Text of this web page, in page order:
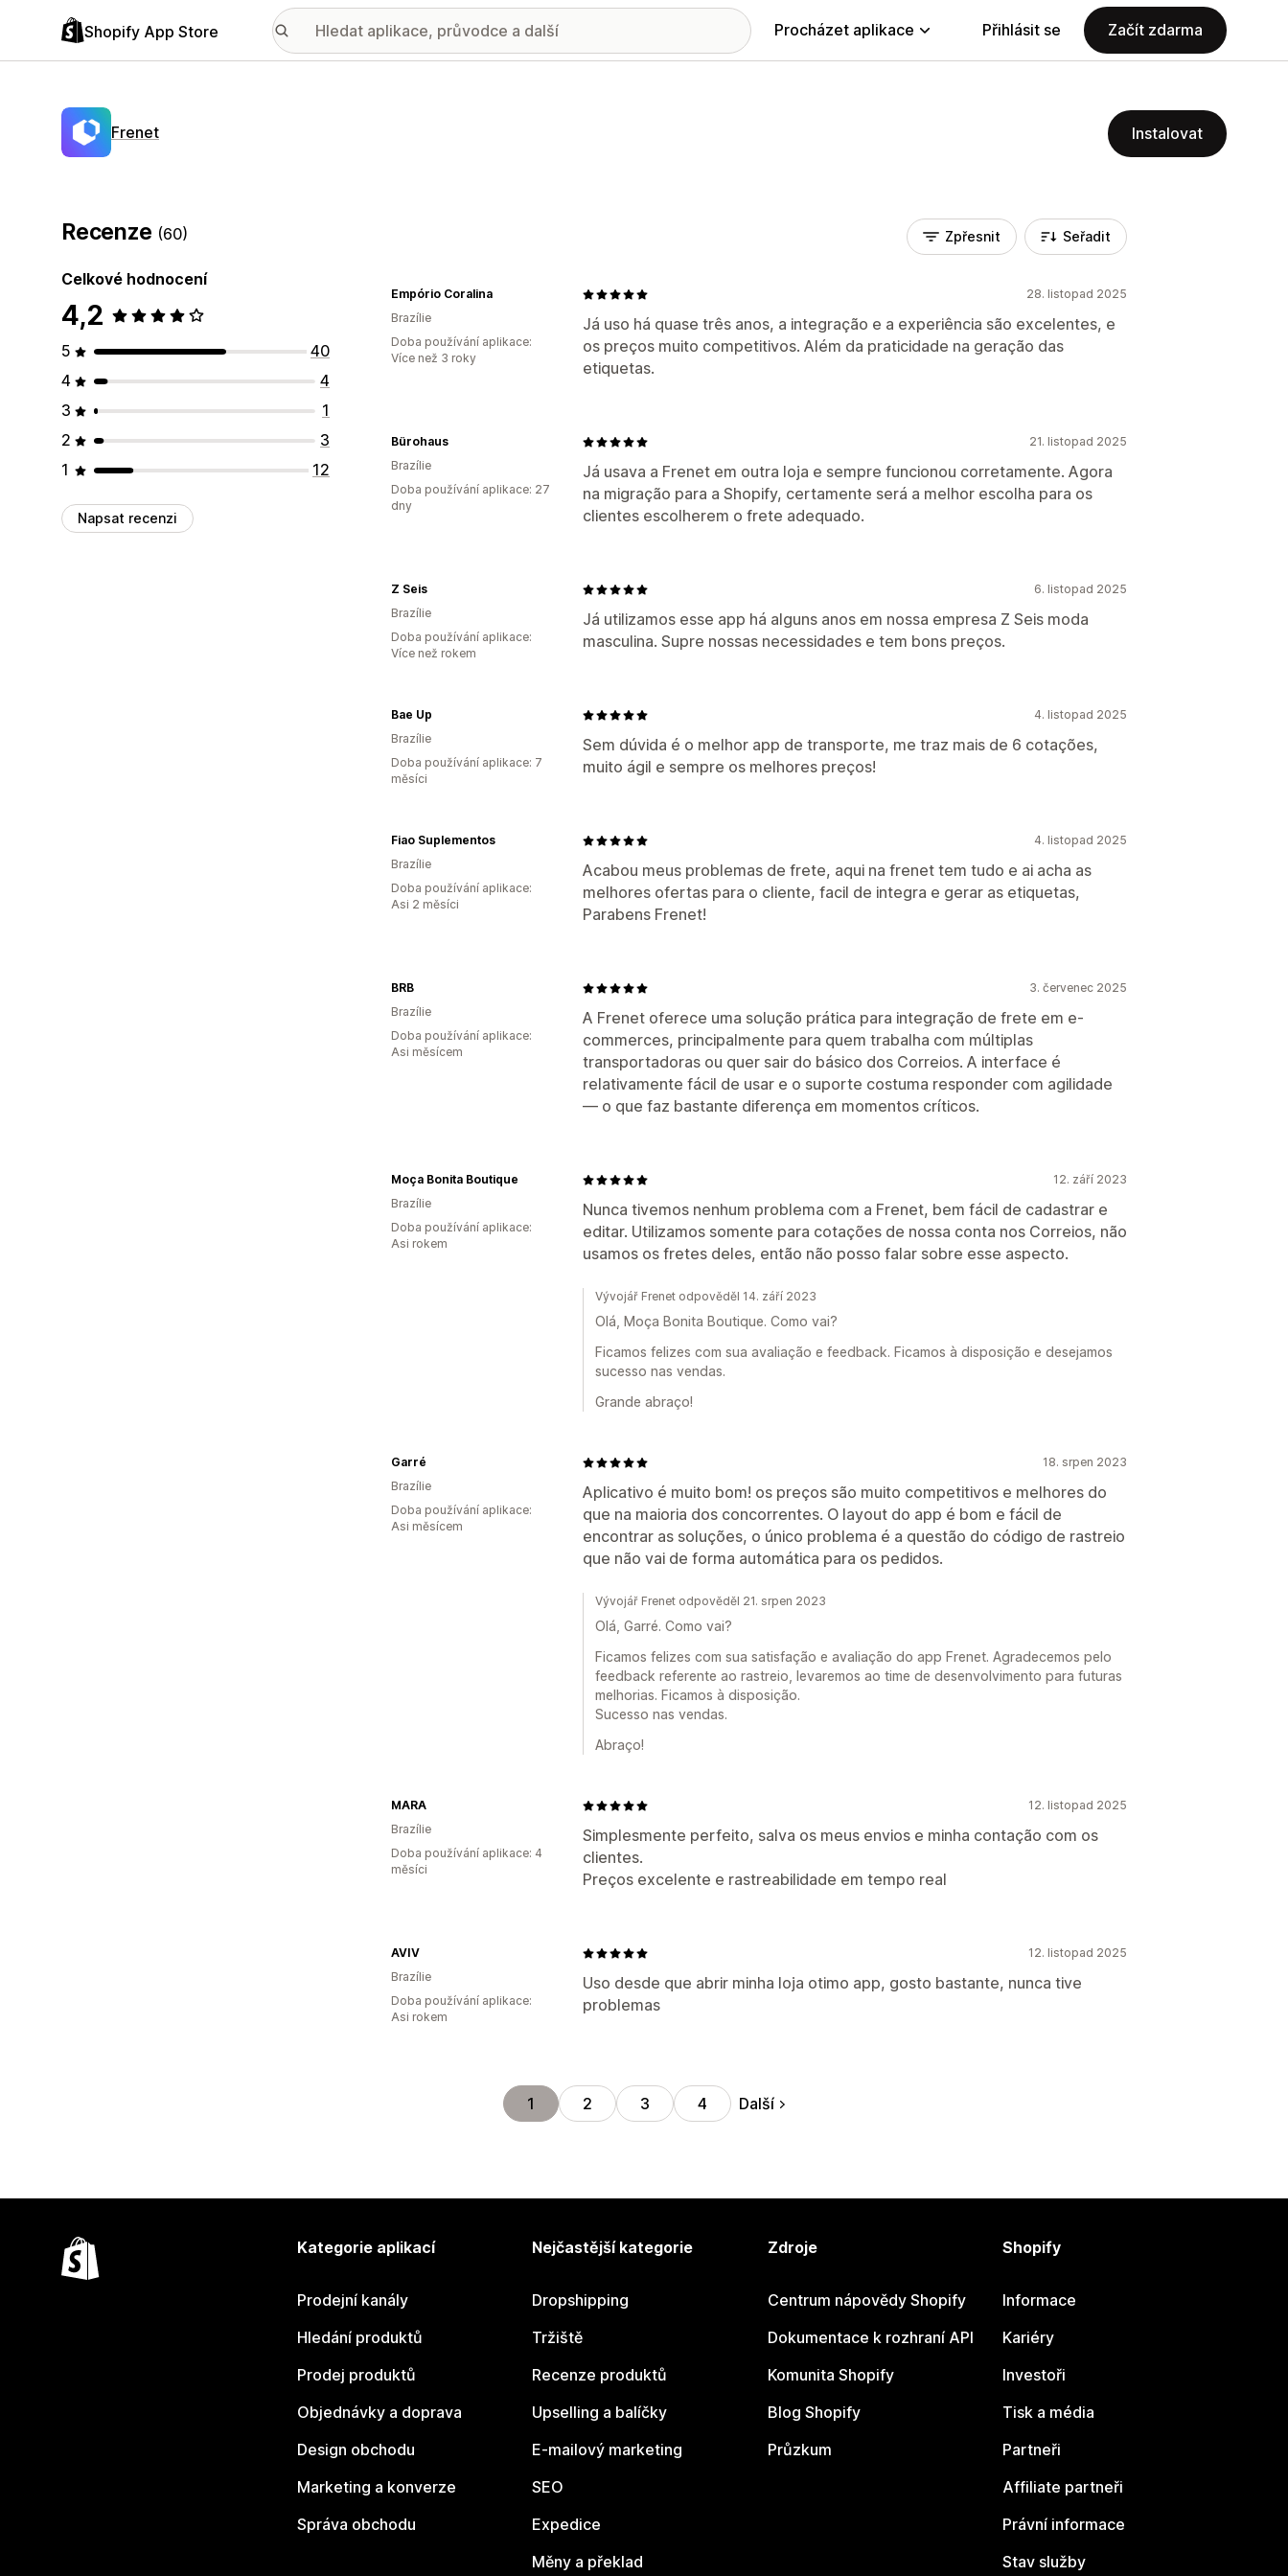
Shopify App Store Procházet aplikace Přihlásit se Začít zdarma
Frenet Instalovat
Recenze (60)
Celkové hodnocení
4,2
5
40
4
4
3
1
2
3
1
12
Napsat recenzi
Zpřesnit Seřadit
28. listopad 2025
Já uso há quase três anos, a integração e a experiência são excelentes, e
os preços muito competitivos. Além da praticidade na geração das
etiquetas.
Empório Coralina
Brazílie
Doba používání aplikace:
Více než 3 roky
21. listopad 2025
Já usava a Frenet em outra loja e sempre funcionou corretamente. Agora
na migração para a Shopify, certamente será a melhor escolha para os
clientes escolherem o frete adequado.
Bürohaus
Brazílie
Doba používání aplikace: 27
dny
6. listopad 2025
Já utilizamos esse app há alguns anos em nossa empresa Z Seis moda
masculina. Supre nossas necessidades e tem bons preços.
Z Seis
Brazílie
Doba používání aplikace:
Více než rokem
4. listopad 2025
Sem dúvida é o melhor app de transporte, me traz mais de 6 cotações,
muito ágil e sempre os melhores preços!
Bae Up
Brazílie
Doba používání aplikace: 7
měsíci
4. listopad 2025
Acabou meus problemas de frete, aqui na frenet tem tudo e ai acha as
melhores ofertas para o cliente, facil de integra e gerar as etiquetas,
Parabens Frenet!
Fiao Suplementos
Brazílie
Doba používání aplikace:
Asi 2 měsíci
3. červenec 2025
A Frenet oferece uma solução prática para integração de frete em e-
commerces, principalmente para quem trabalha com múltiplas
transportadoras ou quer sair do básico dos Correios. A interface é
relativamente fácil de usar e o suporte costuma responder com agilidade
— o que faz bastante diferença em momentos críticos.
BRB
Brazílie
Doba používání aplikace:
Asi měsícem
12. září 2023
Nunca tivemos nenhum problema com a Frenet, bem fácil de cadastrar e
editar. Utilizamos somente para cotações de nossa conta nos Correios, não
usamos os fretes deles, então não posso falar sobre esse aspecto.
Moça Bonita Boutique
Brazílie
Doba používání aplikace:
Asi rokem
Vývojář Frenet odpověděl 14. září 2023
Olá, Moça Bonita Boutique. Como vai?
Ficamos felizes com sua avaliação e feedback. Ficamos à disposição e desejamos
sucesso nas vendas.
Grande abraço!
18. srpen 2023
Aplicativo é muito bom! os preços são muito competitivos e melhores do
que na maioria dos concorrentes. O layout do app é bom e fácil de
encontrar as soluções, o único problema é a questão do código de rastreio
que não vai de forma automática para os pedidos.
Garré
Brazílie
Doba používání aplikace:
Asi měsícem
Vývojář Frenet odpověděl 21. srpen 2023
Olá, Garré. Como vai?
Ficamos felizes com sua satisfação e avaliação do app Frenet. Agradecemos pelo
feedback referente ao rastreio, levaremos ao time de desenvolvimento para futuras
melhorias. Ficamos à disposição.
Sucesso nas vendas.
Abraço!
12. listopad 2025
Simplesmente perfeito, salva os meus envios e minha contação com os
clientes.
Preços excelente e rastreabilidade em tempo real
MARA
Brazílie
Doba používání aplikace: 4
měsíci
12. listopad 2025
Uso desde que abrir minha loja otimo app, gosto bastante, nunca tive
problemas
AVIV
Brazílie
Doba používání aplikace:
Asi rokem
1 2 3 4 Další
Kategorie aplikací
Prodejní kanály
Hledání produktů
Prodej produktů
Objednávky a doprava
Design obchodu
Marketing a konverze
Správa obchodu
Nejčastější kategorie
Dropshipping
Tržiště
Recenze produktů
Upselling a balíčky
E-mailový marketing
SEO
Expedice
Měny a překlad
Zdroje
Centrum nápovědy Shopify
Dokumentace k rozhraní API
Komunita Shopify
Blog Shopify
Průzkum
Shopify
Informace
Kariéry
Investoři
Tisk a média
Partneři
Affiliate partneři
Právní informace
Stav služby